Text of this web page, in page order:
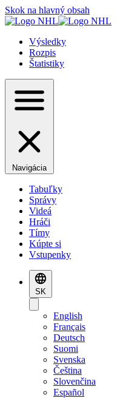
Skok na hlavný obsah
Výsledky
Rozpis
Štatistiky
Navigácia
Tabuľky
Správy
Videá
Hráči
Tímy
Kúpte si
Vstupenky
SK
English
Français
Deutsch
Suomi
Svenska
Čeština
Slovenčina
Español